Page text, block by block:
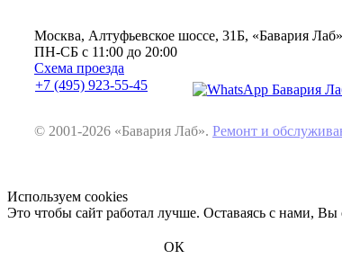
Москва, Алтуфьевское шоссе, 31Б, «Бавария Лаб»
ПН-СБ с 11:00 до 20:00
Схема проезда
+7 (495) 923-55-45
© 2001-2026 «Бавария Лаб». Ремонт и
Используем cookies
Это чтобы сайт работал лучше. Оставаясь с нами, Вы
ОК